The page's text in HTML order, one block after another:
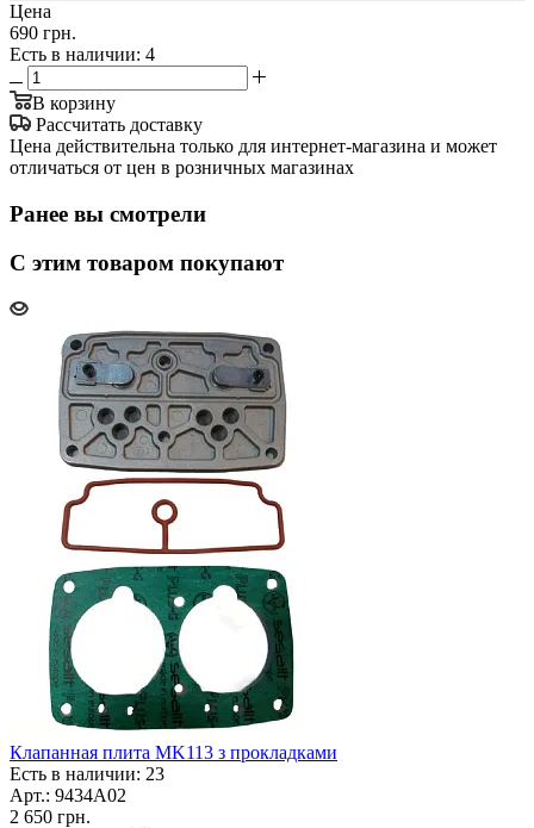
Цена
690 грн.
Есть в наличии: 4
В корзину
Рассчитать доставку
Цена действительна только для интернет-магазина и может
отличаться от цен в розничных магазинах
Ранее вы смотрели
С этим товаром покупают
Клапанная плита MK113 з прокладками
Есть в наличии: 23
Арт.: 9434A02
2 650 грн.